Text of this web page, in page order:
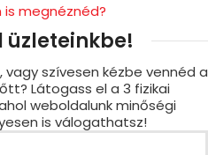
is megnéznéd?
üzleteinkbe!
szívesen kézbe vennéd a
Látogass el a 3 fizikai
weboldalunk minőségi
is válogathatsz!